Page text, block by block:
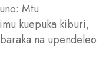
Mtu
kuepuka kiburi,
na upendeleo